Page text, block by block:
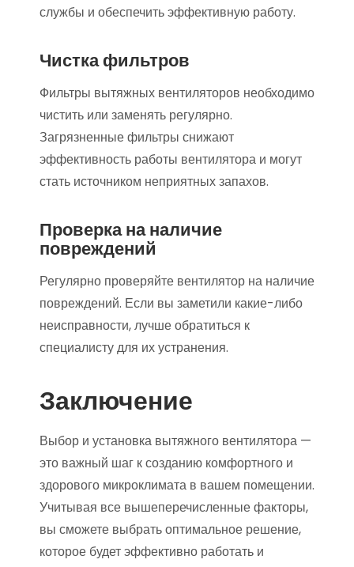
службы и обеспечить эффективную работу.
Чистка фильтров
Фильтры вытяжных вентиляторов необходимо
чистить или заменять регулярно.
Загрязненные фильтры снижают
эффективность работы вентилятора и могут
стать источником неприятных запахов.
Проверка на наличие
повреждений
Регулярно проверяйте вентилятор на наличие
повреждений. Если вы заметили какие-либо
неисправности, лучше обратиться к
специалисту для их устранения.
Заключение
Выбор и установка вытяжного вентилятора —
это важный шаг к созданию комфортного и
здорового микроклимата в вашем помещении.
Учитывая все вышеперечисленные факторы,
вы сможете выбрать оптимальное решение,
которое будет эффективно работать и